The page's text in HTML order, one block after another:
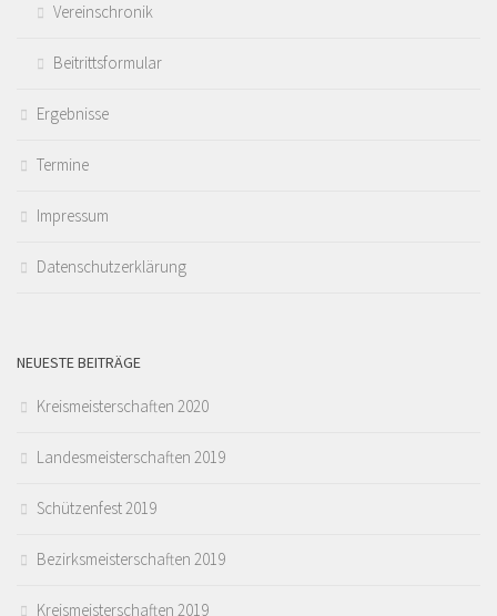
Vereinschronik
Beitrittsformular
Ergebnisse
Termine
Impressum
Datenschutzerklärung
NEUESTE BEITRÄGE
Kreismeisterschaften 2020
Landesmeisterschaften 2019
Schützenfest 2019
Bezirksmeisterschaften 2019
Kreismeisterschaften 2019